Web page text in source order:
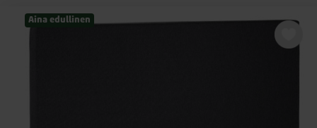
Aina edullinen